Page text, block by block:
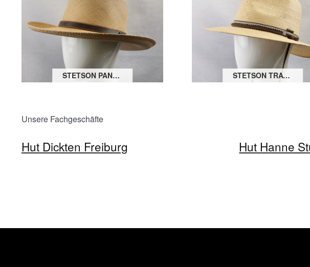
STETSON PANAMA GAMBLER STETSON TRAVELLER COWBOY TOYO
Unsere Fachgeschäfte
Hut Dickten Freiburg Hut Hanne